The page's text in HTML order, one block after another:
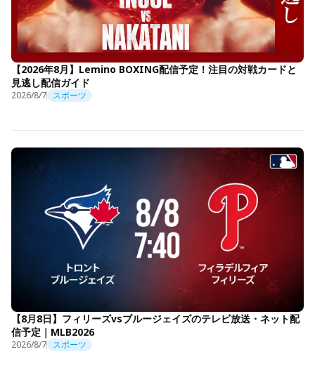
【2026年8月】Lemino BOXING配信予定！注目の対戦カードと
見逃し配信ガイド
2026/8/7 スポーツ
【8月8日】フィリーズvsブルージェイズのテレビ放送・ネット配
信予定｜MLB2026
2026/8/7 スポーツ